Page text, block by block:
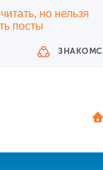
но нельзя
посты